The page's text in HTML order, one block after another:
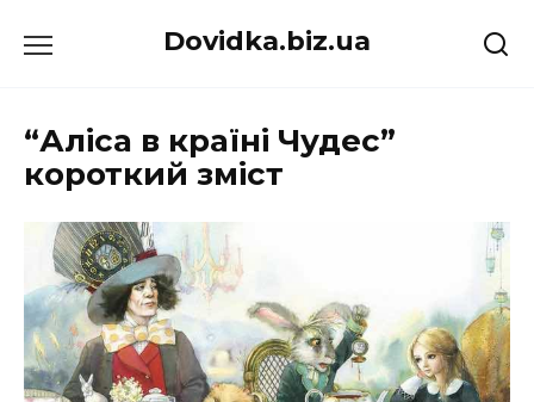
до
Dovidka.biz.ua
“Аліса в країні Чудес”
короткий зміст